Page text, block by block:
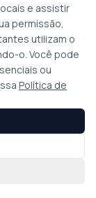
e assistir
permissão,
utilizam o
o. Você pode
ou
Política de